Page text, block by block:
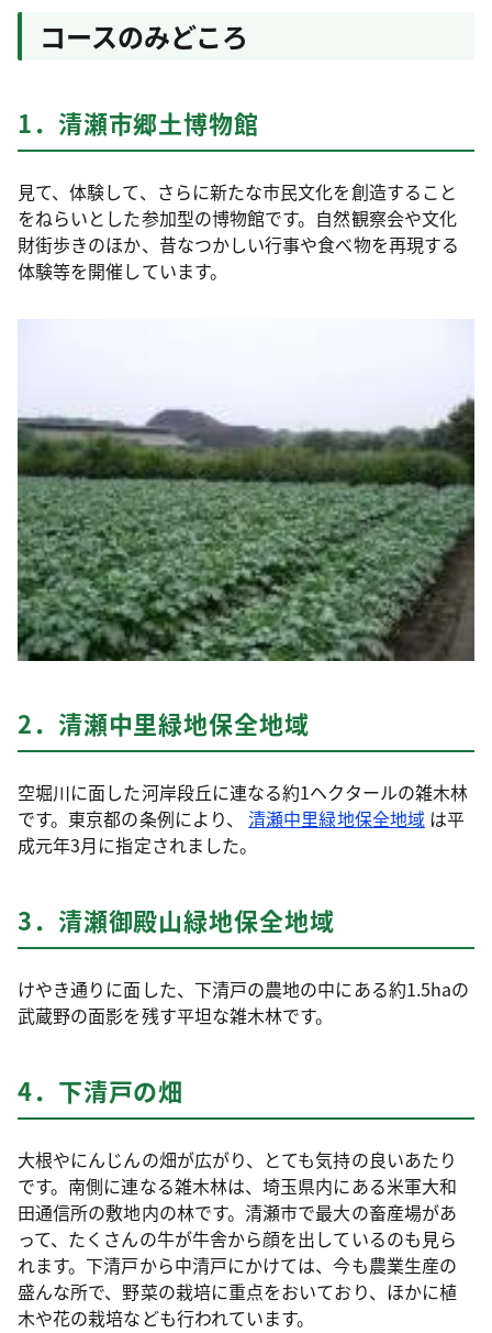
コースのみどころ
1．清瀬市郷土博物館
見て、体験して、さらに新たな市民文化を創造すること
をねらいとした参加型の博物館です。自然観察会や文化
財街歩きのほか、昔なつかしい行事や食べ物を再現する
体験等を開催しています。
2．清瀬中里緑地保全地域
空堀川に面した河岸段丘に連なる約1ヘクタールの雑木林
です。東京都の条例により、清瀬中里緑地保全地域は平
成元年3月に指定されました。
3．清瀬御殿山緑地保全地域
けやき通りに面した、下清戸の農地の中にある約1.5haの
武蔵野の面影を残す平坦な雑木林です。
4．下清戸の畑
大根やにんじんの畑が広がり、とても気持の良いあたり
です。南側に連なる雑木林は、埼玉県内にある米軍大和
田通信所の敷地内の林です。清瀬市で最大の畜産場があ
って、たくさんの牛が牛舎から顔を出しているのも見ら
れます。下清戸から中清戸にかけては、今も農業生産の
盛んな所で、野菜の栽培に重点をおいており、ほかに植
木や花の栽培なども行われています。